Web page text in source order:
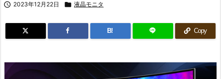
 2023年12月22日  液晶モニタ
B! Copy